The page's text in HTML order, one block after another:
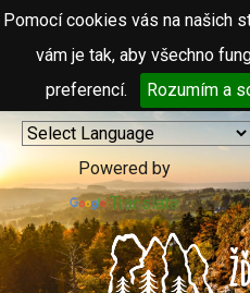
Pomocí cookies vás na našich
vám je tak, aby všechno
preferencí.
Rozumím a
Powered by
Translate